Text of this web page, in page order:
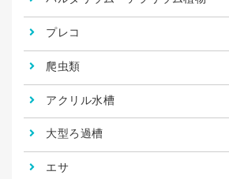
プレコ
爬虫類
アクリル水槽
大型ろ過槽
エサ